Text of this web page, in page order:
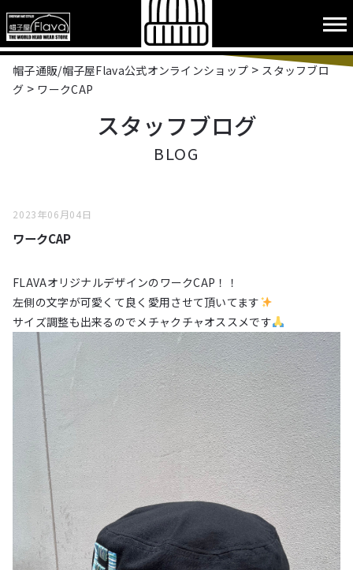
帽子通販/帽子屋Flava公式オンラインショップ > スタッフブロ
グ > ワークCAP
スタッフブログ
BLOG
2023年06月04日
ワークCAP
FLAVAオリジナルデザインのワークCAP！！
左側の文字が可愛くて良く愛用させて頂いてます
サイズ調整も出来るのでメチャクチャオススメです